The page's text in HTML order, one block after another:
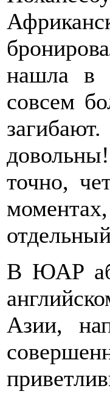
нашла в
совсем
точно,
В ЮАР
Азии,